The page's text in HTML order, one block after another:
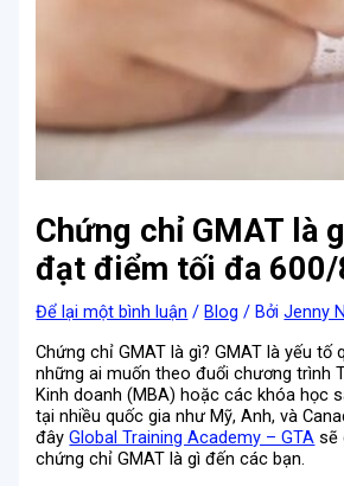
Chứng chỉ GMAT là
đạt điểm tối đa 600/
Để lại một bình luận /Blog / BởiJenny
Chứng chỉ GMAT là gì? GMAT là yếu tố
những ai muốn theo đuổi chương trình
Kinh doanh (MBA) hoặc các khóa học
tại nhiều quốc gia như Mỹ, Anh, và
đâyGlobal Training Academy – GTA sẽ
chứng chỉ GMAT là gì đến các bạn.